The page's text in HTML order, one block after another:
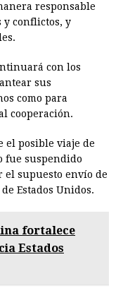
responsable
y conflictos, y
con los
sus
como para
cooperación.
el posible viaje de
fue suspendido
el supuesto envío de
Estados Unidos.
fortalece
Estados